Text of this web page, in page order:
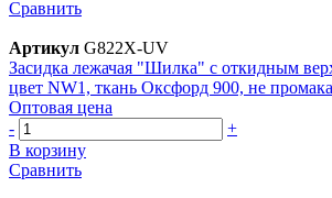
Сравнить
Артикул G822X-UV
Засидка лежачая "Шилка" с откидным
цвет NW1, ткань Оксфорд 900, не
Оптовая цена
-
+
В корзину
Сравнить